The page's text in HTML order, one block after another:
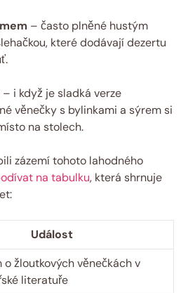
– často plněné hustým
které dodávají dezertu
– i když je sladká verze
věnečky s bylinkami a sýrem si
na stolech.
zázemí tohoto lahodného
na tabulku, která shrnuje
Událost
o žloutkových věnečkách v
literatuře